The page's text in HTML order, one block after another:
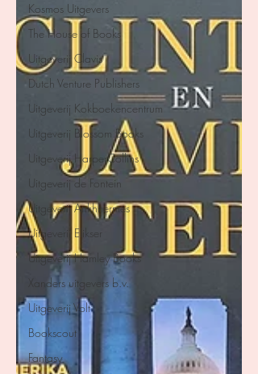
Kosmos Uitgevers
The House of Books
Uitgeverij Clavis
Dutch Venture Publishers
Uitgeverij Kokboekencentrum
Uitgeverij Blossom Books
Uitgeverij HarperCollins
Uitgeverij de Fontein
Uitgeverij Ankhhermes
Uitgeverij Elikser
Uitgeverij Hamley Books
Xanders uitgevers b.v.
Uitgeverij Volt
Bookscout
Fantasy